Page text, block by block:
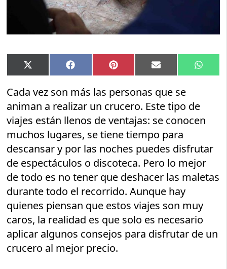
Compartir
en
X
(Twitter)
Compartir
en
Facebook Compartir
en
Pinterest Compartir
en
Email
en
Cada vez son más las personas que se
animan a realizar un crucero. Este tipo de
viajes están llenos de ventajas: se conocen
muchos lugares, se tiene tiempo para
descansar y por las noches puedes disfrutar
de espectáculos o discoteca. Pero lo mejor
de todo es no tener que deshacer las maletas
durante todo el recorrido. Aunque hay
quienes piensan que estos viajes son muy
caros, la realidad es que solo es necesario
aplicar algunos consejos para disfrutar de un
crucero al mejor precio.